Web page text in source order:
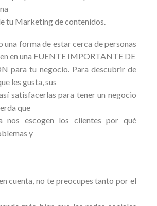
tu Marketing de contenidos.
una forma de estar cerca de personas
en una FUENTE IMPORTANTE DE
para tu negocio. Para descubrir de
les gusta, sus
satisfacerlas para tener un negocio
que
nos escogen los clientes por qué
y
cuenta, no te preocupes tanto por el